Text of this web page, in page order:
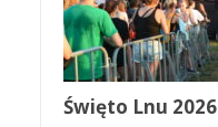
Święto Lnu 2026